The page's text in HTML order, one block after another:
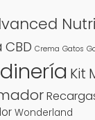
CBD Crema Gatos
Kit
Wonderland